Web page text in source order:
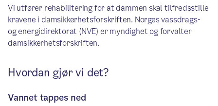
Vi utfører rehabilitering for at dammen skal tilfredsstille
kravene i damsikkerhetsforskriften. Norges vassdrags-
og energidirektorat (NVE) er myndighet og forvalter
damsikkerhetsforskriften.
Hvordan gjør vi det?
Vannet tappes ned